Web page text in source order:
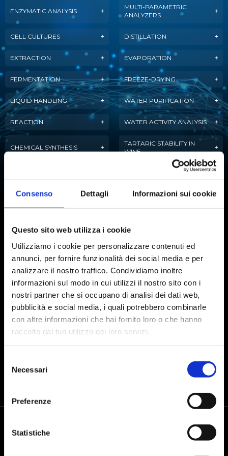
Consenso Dettagli Informazioni sui cookie
Questo sito web utilizza i cookie
Utilizziamo i cookie per personalizzare contenuti ed
annunci, per fornire funzionalità dei social media e per
analizzare il nostro traffico. Condividiamo inoltre
informazioni sul modo in cui utilizzi il nostro sito con i
nostri partner che si occupano di analisi dei dati web,
pubblicità e social media, i quali potrebbero combinarle
con altre informazioni che hai fornito loro o che hanno
raccolto dal tuo utilizzo dei loro servizi.
delNecessari
Preferenze
Statistiche
ENZYMATIC ANALYSIS
MULTI-PARAMETRIC
ANALYZERS
CELL CULTURES DISTILLATION
EXTRACTION EVAPORATION
FERMENTATION FREEZE-DRYING
LIQUID HANDLING WATER PURIFICATION
REACTION WATER ACTIVITY ANALYSIS
CHEMICAL SYNTHESIS
TARTARIC STABILITY IN
WINE
Subscribe to our newsletter
I agree to the processing of personal data after reading thedata
processing policy
SEND